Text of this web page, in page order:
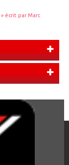
» écrit par Marc